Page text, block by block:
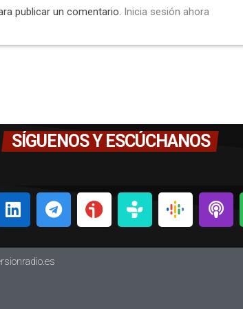
publicar un comentario. Inicia sesión ahora
SÍGUENOS Y ESCÚCHANOS